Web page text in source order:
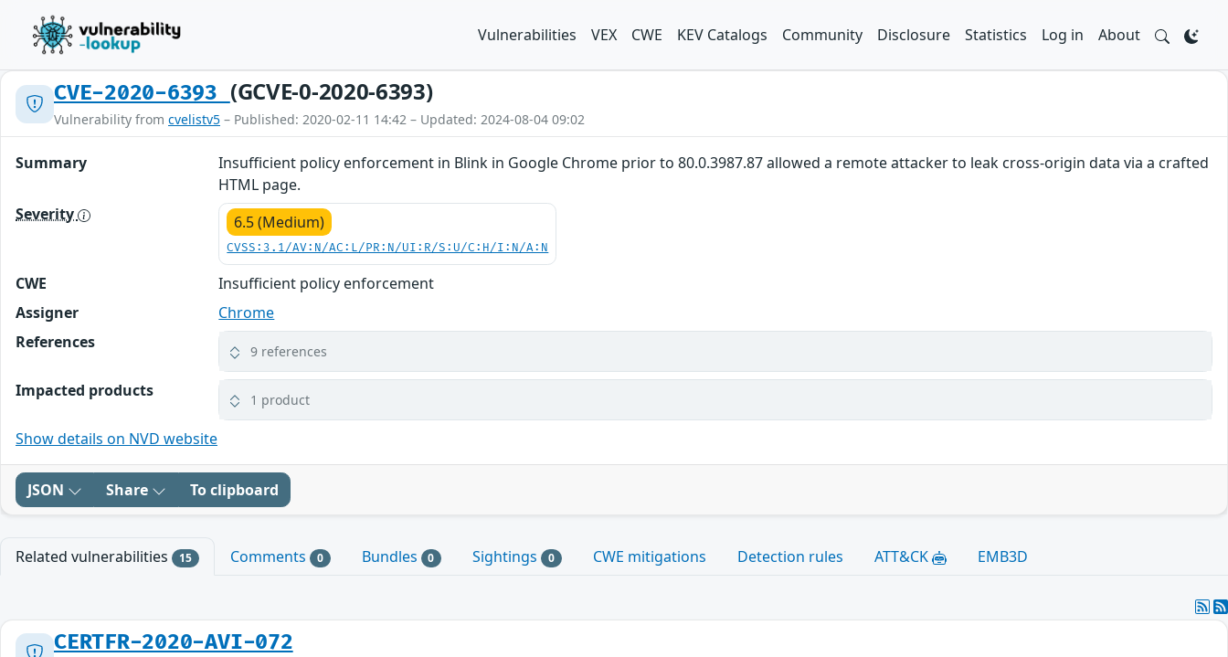
Vulnerabilities VEX CWE KEV Catalogs Community Disclosure Statistics Log in About
CVE-2020-6393 (GCVE-0-2020-6393)
Vulnerability from cvelistv5 – Published: 2020-02-11 14:42 – Updated: 2024-08-04 09:02
Summary
Insufficient policy enforcement in Blink in Google Chrome prior to 80.0.3987.87 allowed a remote attacker to leak cross-origin data via a crafted
HTML page.
Severity
6.5 (Medium)
CVSS:3.1/AV:N/AC:L/PR:N/UI:R/S:U/C:H/I:N/A:N
CWE
Insufficient policy enforcement
Assigner
Chrome
References
9 references
Impacted products 1 product
Show details on NVD website
JSON Share To clipboard
Related vulnerabilities 15 Comments 0 Bundles 0 Sightings 0 CWE mitigations Detection rules ATT&CK EMB3D
CERTFR-2020-AVI-072